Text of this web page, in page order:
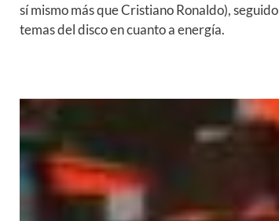
sí mismo más que Cristiano Ronaldo),
temas del disco en cuanto a energía.